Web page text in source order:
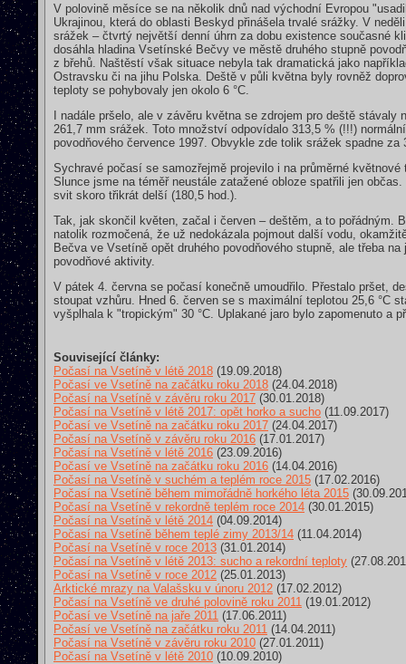
V polovině měsíce se na několik dnů nad východní Evropou
Ukrajinou, která do oblasti Beskyd přinášela trvalé srážky. V
srážek – čtvrtý největší denní úhrn za dobu existence současné
dosáhla hladina Vsetínské Bečvy ve městě druhého stupně
z břehů. Naštěstí však situace nebyla tak dramatická jako
Ostravsku či na jihu Polska. Deště v půli května byly rovněž
teploty se pohybovaly jen okolo 6 °C.
I nadále pršelo, ale v závěru května se zdrojem pro deště
261,7 mm srážek. Toto množství odpovídalo 313,5 % (!!!)
povodňového července 1997. Obvykle zde tolik srážek spadne za
Sychravé počasí se samozřejmě projevilo i na průměrné
Slunce jsme na téměř neustále zatažené obloze spatřili jen
svit skoro třikrát delší (180,5 hod.).
Tak, jak skončil květen, začal i červen – deštěm, a to pořádným.
natolik rozmočená, že už nedokázala pojmout další vodu,
Bečva ve Vsetíně opět druhého povodňového stupně, ale třeba
povodňové aktivity.
V pátek 4. června se počasí konečně umoudřilo. Přestalo pršet,
stoupat vzhůru. Hned 6. červen se s maximální teplotou 25,6 °C
vyšplhala k "tropickým" 30 °C. Uplakané jaro bylo zapomenuto a
Související články:
Počasí na Vsetíně v létě 2018 (19.09.2018)
Počasí ve Vsetíně na začátku roku 2018 (24.04.2018)
Počasí na Vsetíně v závěru roku 2017 (30.01.2018)
Počasí na Vsetíně v létě 2017: opět horko a sucho (11.09.2017)
Počasí ve Vsetíně na začátku roku 2017 (24.04.2017)
Počasí na Vsetíně v závěru roku 2016 (17.01.2017)
Počasí na Vsetíně v létě 2016 (23.09.2016)
Počasí ve Vsetíně na začátku roku 2016 (14.04.2016)
Počasí na Vsetíně v suchém a teplém roce 2015 (17.02.2016)
Počasí na Vsetíně během mimořádně horkého léta 2015
Počasí na Vsetíně v rekordně teplém roce 2014 (30.01.2015)
Počasí na Vsetíně v létě 2014 (04.09.2014)
Počasí na Vsetíně během teplé zimy 2013/14 (11.04.2014)
Počasí na Vsetíně v roce 2013 (31.01.2014)
Počasí na Vsetíně v létě 2013: sucho a rekordní teploty
Počasí na Vsetíně v roce 2012 (25.01.2013)
Arktické mrazy na Valašsku v únoru 2012 (17.02.2012)
Počasí na Vsetíně ve druhé polovině roku 2011 (19.01.2012)
Počasí ve Vsetíně na jaře 2011 (17.06.2011)
Počasí ve Vsetíně na začátku roku 2011 (14.04.2011)
Počasí na Vsetíně v závěru roku 2010 (27.01.2011)
Počasí na Vsetíně v létě 2010 (10.09.2010)